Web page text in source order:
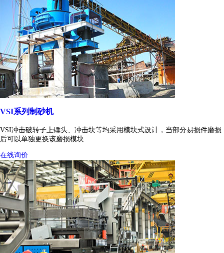
VSI系列制砂机
VSI冲击破转子上锤头、冲击块等均采用模块式设计，当部分易损件磨损
后可以单独更换该磨损模块
在线询价